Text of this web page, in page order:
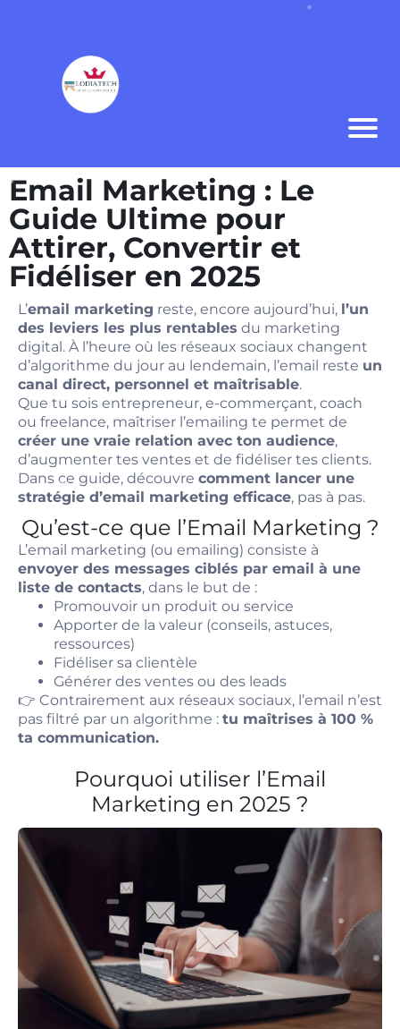
Email Marketing : Le
Guide Ultime pour
Attirer, Convertir et
Fidéliser en 2025
L’email marketing reste, encore aujourd’hui, l’un
des leviers les plus rentables du marketing
digital. À l’heure où les réseaux sociaux changent
d’algorithme du jour au lendemain, l’email reste un
canal direct, personnel et maîtrisable.
Que tu sois entrepreneur, e-commerçant, coach
ou freelance, maîtriser l’emailing te permet de
créer une vraie relation avec ton audience,
d’augmenter tes ventes et de fidéliser tes clients.
Dans ce guide, découvre comment lancer une
stratégie d’email marketing efficace, pas à pas.
Qu’est-ce que l’Email Marketing ?
L’email marketing (ou emailing) consiste à
envoyer des messages ciblés par email à une
liste de contacts, dans le but de :
Promouvoir un produit ou service
Apporter de la valeur (conseils, astuces,
ressources)
Fidéliser sa clientèle
Générer des ventes ou des leads
👉 Contrairement aux réseaux sociaux, l’email n’est
pas filtré par un algorithme : tu maîtrises à 100 %
ta communication.
Pourquoi utiliser l’Email
Marketing en 2025 ?